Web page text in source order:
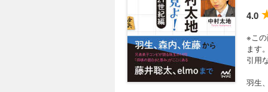
4.0
※こ
ます
引用
羽生